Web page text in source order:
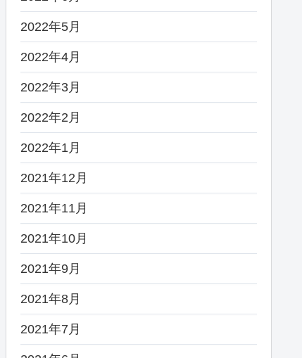
2022年5月
2022年4月
2022年3月
2022年2月
2022年1月
2021年12月
2021年11月
2021年10月
2021年9月
2021年8月
2021年7月